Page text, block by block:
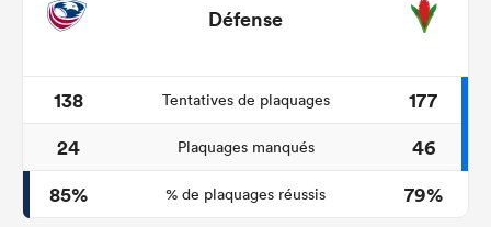
Défense
138 Tentatives de plaquages
177
24
Plaquages manqués
46
85%
% de plaquages réussis 79%